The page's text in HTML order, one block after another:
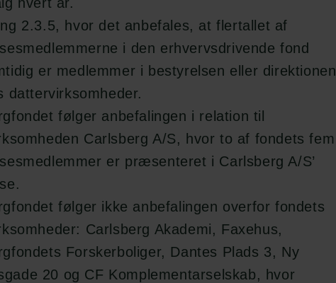
2.3.5, hvor det anbefales, at flertallet af
i den erhvervsdrivende fond
er medlemmer i bestyrelsen eller direktionen
dattervirksomheder.
følger anbefalingen i relation til
Carlsberg A/S, hvor to af fondets fem
er præsenteret i Carlsberg A/S’
følger ikke anbefalingen overfor fondets
Carlsberg Akademi, Faxehus,
Forskerboliger, Dantes Plads 3, Ny
20 og CF Komplementarselskab, hvor